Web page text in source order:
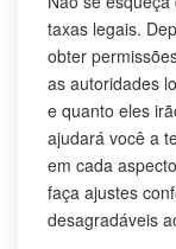
taxas legais.
obter
as autoridades
e quanto eles
ajudará você a
em cada
faça ajustes
desagradáveis